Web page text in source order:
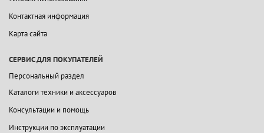
Контактная информация
Карта сайта
СЕРВИС ДЛЯ ПОКУПАТЕЛЕЙ
Персональный раздел
Каталоги техники и аксессуаров
Консультации и помощь
Инструкции по эксплуатации